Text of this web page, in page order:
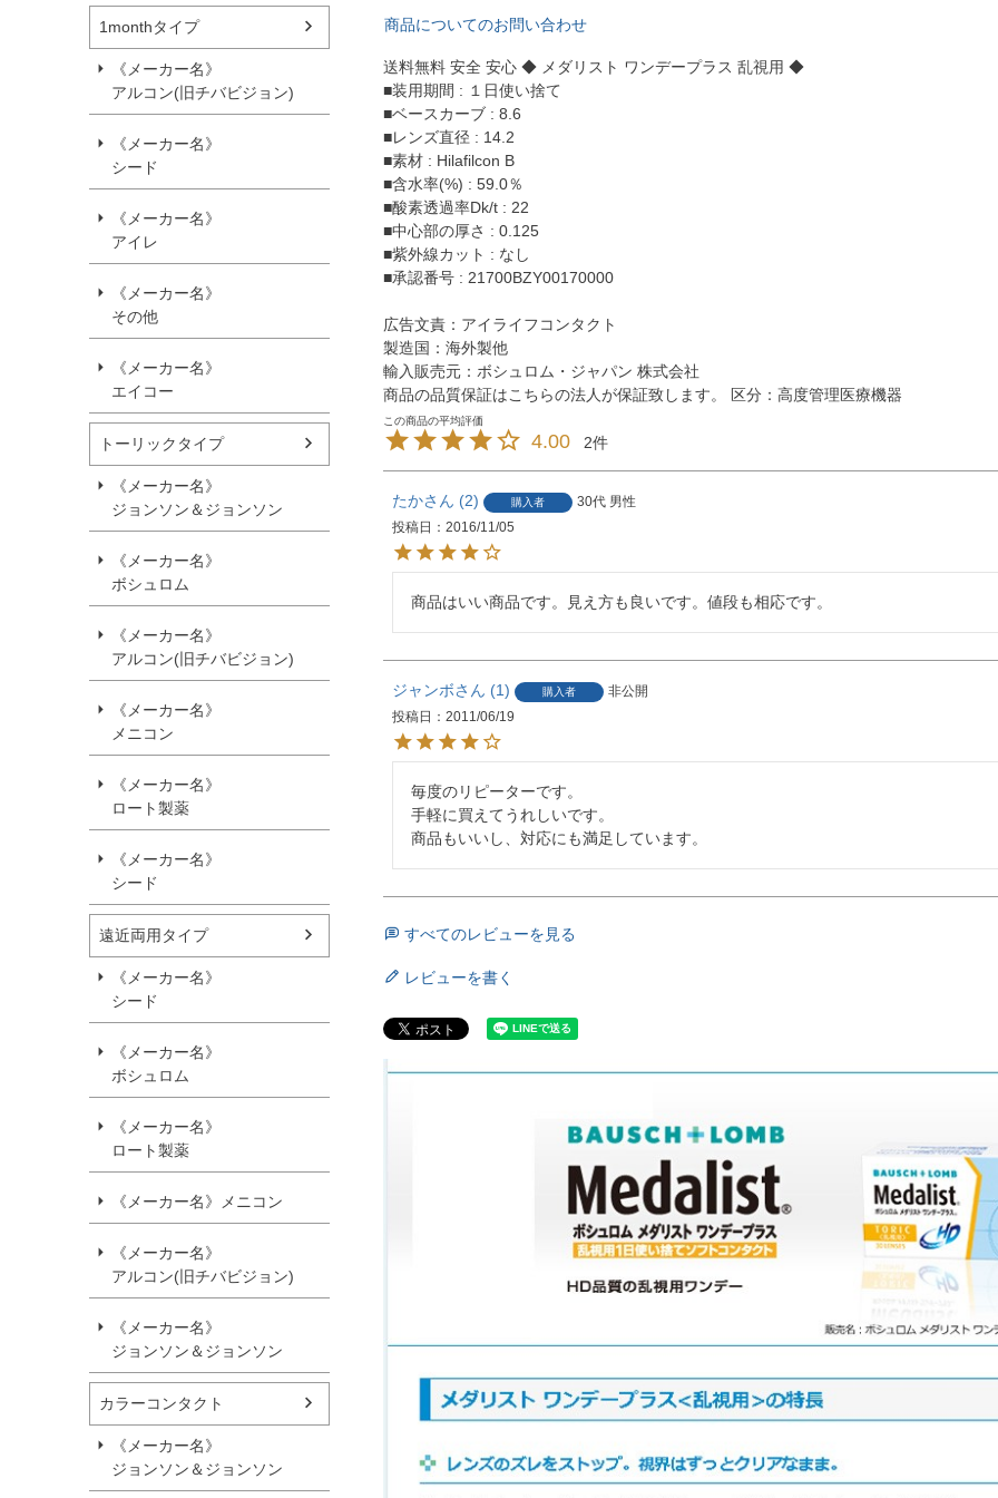
1monthタイプ
《メーカー名》
アルコン(旧チバビジョン)
《メーカー名》
シード
《メーカー名》
アイレ
《メーカー名》
その他
《メーカー名》
エイコー
トーリックタイプ
《メーカー名》
ジョンソン＆ジョンソン
《メーカー名》
ボシュロム
《メーカー名》
アルコン(旧チバビジョン)
《メーカー名》
メニコン
《メーカー名》
ロート製薬
《メーカー名》
シード
遠近両用タイプ
《メーカー名》
シード
《メーカー名》
ボシュロム
《メーカー名》
ロート製薬
《メーカー名》メニコン
《メーカー名》
アルコン(旧チバビジョン)
《メーカー名》
ジョンソン＆ジョンソン
カラーコンタクト
《メーカー名》
ジョンソン＆ジョンソン
商品についてのお問い合わせ
送料無料 安全 安心 ◆ メダリスト ワンデープラス 乱視用 ◆
■装用期間 : １日使い捨て
■ベースカーブ : 8.6
■レンズ直径 : 14.2
■素材 : Hilafilcon B
■含水率(%) : 59.0％
■酸素透過率Dk/t : 22
■中心部の厚さ : 0.125
■紫外線カット : なし
■承認番号 : 21700BZY00170000
広告文責：アイライフコンタクト
製造国：海外製他
輸入販売元：ボシュロム・ジャパン 株式会社
商品の品質保証はこちらの法人が保証致します。 区分：高度管理医療機器
4.00 2
たか 2 購入者 30代 男性
投稿日
2016/11/05
商品はいい商品です。見え方も良いです。値段も相応です。
ジャンボ 1 購入者
非公開
投稿日
2011/06/19
毎度のリピーターです。
手軽に買えてうれしいです。
商品もいいし、対応にも満足しています。
すべてのレビューを見る
レビューを書く